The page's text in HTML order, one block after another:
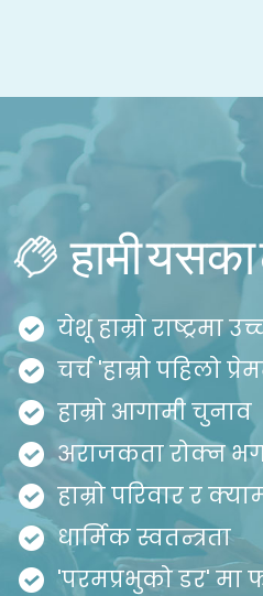
हामी यसका
येशू हाम्रो राष्ट्रमा
चर्च 'हाम्रो पहिलो
हाम्रो आगामी चुनाव
अराजकता रोक्न
हाम्रो परिवार र
धार्मिक स्वतन्त्रता
'परमप्रभुको डर' मा